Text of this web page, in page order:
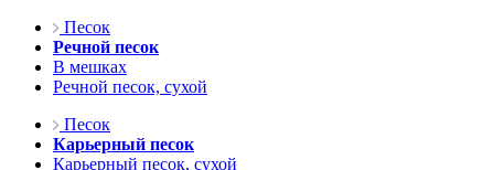
Песок
Речной песок
В мешках
Речной песок, сухой
Песок
Карьерный песок
Карьерный песок, сухой